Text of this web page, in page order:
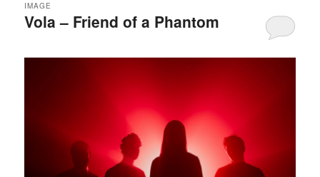
Vola – Friend of a Phantom
IMAGE